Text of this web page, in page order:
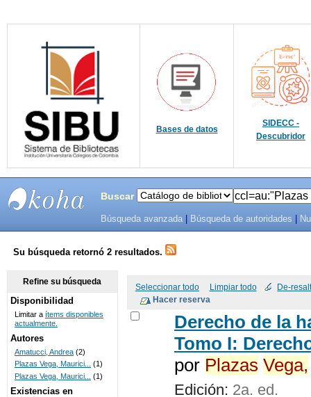
Bases de datos
SIDECC -
Descubridor
SISTEMAS
DE
BIBLIOTECAS
UNICOC
Buscar
Búsqueda avanzada Búsqueda de autoridades
Su búsqueda retornó 2 resultados.
Seleccionar todo Limpiar todo De-
Derecho de la
Tomo I:
por Plazas Vega,
Edición: 2a. ed.
Refine su búsqueda
Disponibilidad
Limitar a ítems disponibles
actualmente.
Autores
Amatucci, Andrea (2)
Plazas Vega, Maurici... (1)
Plazas Vega, Maurici...
(1)
Existencias en